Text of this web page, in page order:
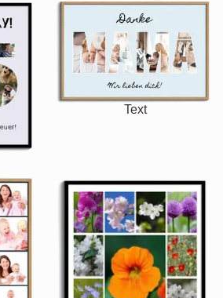
Text